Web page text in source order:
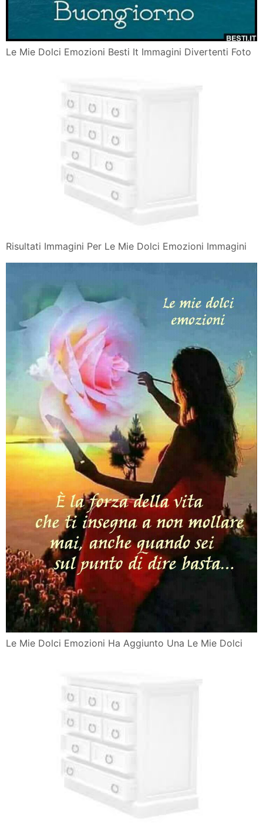
Le Mie Dolci Emozioni Besti It Immagini Divertenti Foto
Risultati Immagini Per Le Mie Dolci Emozioni Immagini
Le Mie Dolci Emozioni Ha Aggiunto Una Le Mie Dolci